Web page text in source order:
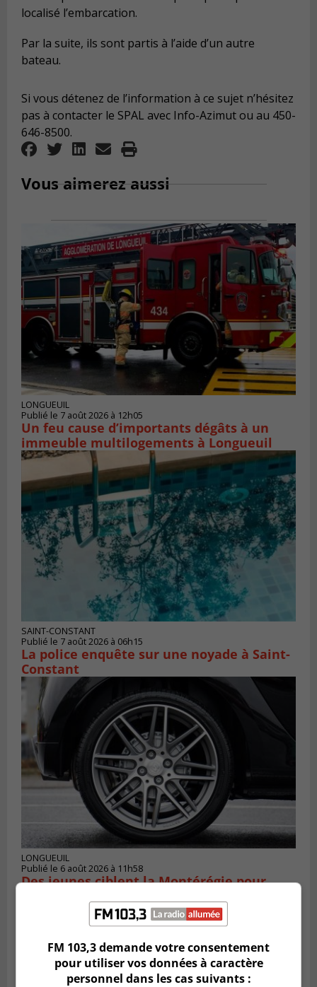
localisé l’embarcation.
Par la suite, ils sont partis à l’aide d’un autre
bateau.
Si vous détenez de l’information à ce sujet n’hésitez
pas à contacter le SPAL avec Info-Azimut ou au 450-
646-8500.
Vous aimerez aussi
LONGUEUIL
Publié le 7 août 2026 à 12h05
Un feu cause d’importants dégâts à un
immeuble multilogements à Longueuil
SAINT-CONSTANT
Publié le 7 août 2026 à 06h15
La police enquête sur une noyade à Saint-
Constant
LONGUEUIL
Publié le 6 août 2026 à 11h58
Des jeunes ciblent la Montérégie pour
FM 103,3 demande votre consentement
pour utiliser vos données à caractère
personnel dans les cas suivants :